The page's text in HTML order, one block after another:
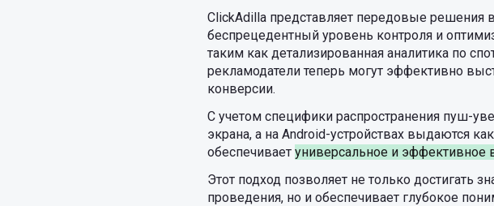
ClickAdilla представляет передовые решения
беспрецедентный уровень контроля и
таким как детализированная аналитика по
рекламодатели теперь могут эффективно
конверсии.
С учетом специфики распространения пуш-
экрана, а на Android-устройствах выдаются
обеспечивает универсальное и эффективное
Этот подход позволяет не только достигать
проведения, но и обеспечивает глубокое